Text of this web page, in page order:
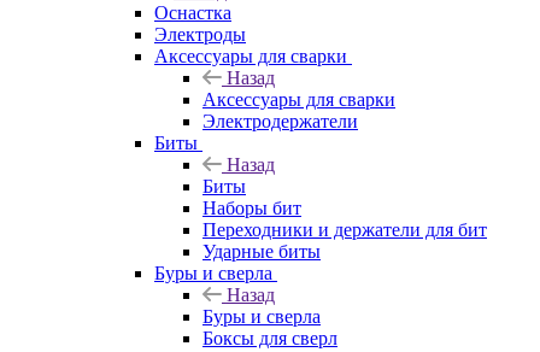
Оснастка
Электроды
Аксессуары для сварки
Назад
Аксессуары для сварки
Электродержатели
Биты
Назад
Биты
Наборы бит
Переходники и держатели для бит
Ударные биты
Буры и сверла
Назад
Буры и сверла
Боксы для сверл